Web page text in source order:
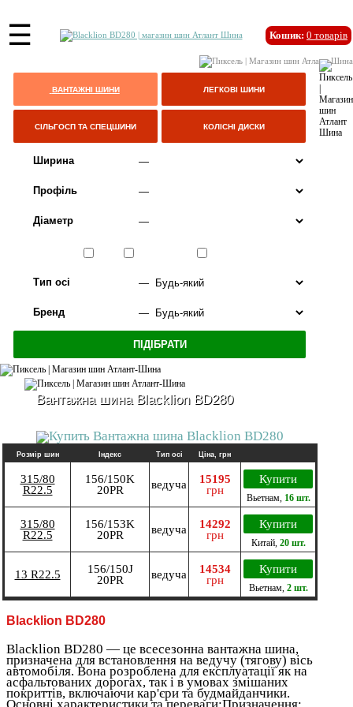
☰ Кошик: 0 товарів
ВАНТАЖНІ ШИНИ ЛЕГКОВІ ШИНИ
СІЛЬГОСП ТА СПЕЦШИНИ КОЛІСНІ ДИСКИ
Ширина
Профіль
Діаметр
Тип осі
Бренд
Вантажна шина Blacklion BD280
Blacklion BD280
Blacklion BD280 — це всесезонна вантажна шина,
призначена для встановлення на ведучу (тягову) вісь
автомобіля. Вона розроблена для експлуатації як на
асфальтованих дорогах, так і в умовах змішаних
покриттів, включаючи кар'єри та будмайданчики.
Основні характеристики та переваги:Призначення:
Розмір шин Індекс Тип осі Ціна, грн
315/80
R22.5
156/150K
20PR
ведуча
15195
грн
Купити
Вьетнам, 16 шт.
315/80
R22.5
156/153K
20PR
ведуча
14292
грн
Купити
Китай, 20 шт.
13 R22.5
156/150J
20PR
ведуча
14534
грн
Купити
Вьетнам, 2 шт.